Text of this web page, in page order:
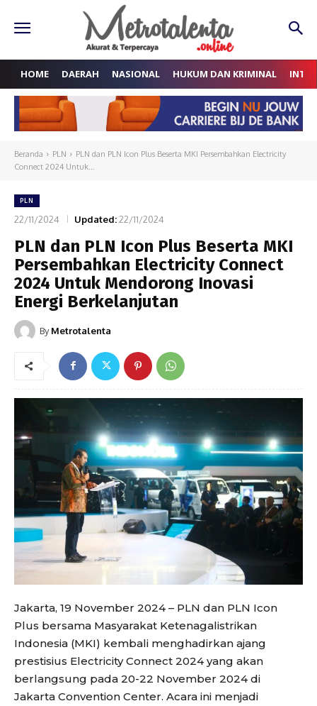
HOME DAERAH NASIONAL HUKUM DAN KRIMINAL
Beranda PLN
PLN dan PLN Icon Plus Beserta MKI Persembahkan Electricity
Connect 2024 Untuk...
PLN
22/11/2024 Updated:22/11/2024
PLN dan PLN Icon Plus Beserta MKI
Persembahkan Electricity Connect
2024 Untuk Mendorong Inovasi
Energi Berkelanjutan
By Metrotalenta
Jakarta, 19 November 2024 – PLN dan PLN Icon
Plus bersama Masyarakat Ketenagalistrikan
Indonesia (MKI) kembali menghadirkan ajang
prestisius Electricity Connect 2024 yang akan
berlangsung pada 20-22 November 2024 di
Jakarta Convention Center. Acara ini menjadi